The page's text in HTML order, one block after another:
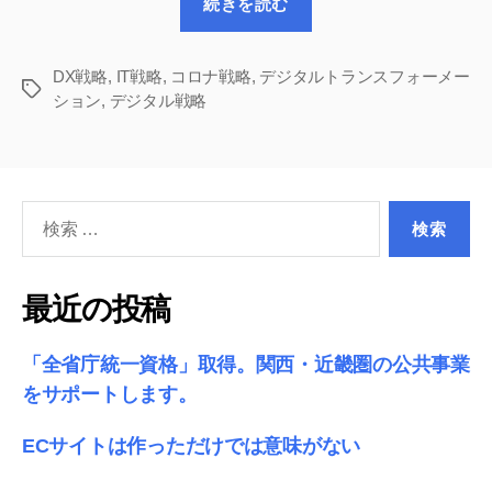
ル
HP
ニ
ル
は
な
タ
DX戦略, IT戦略, コロナ戦略, デジタルトランスフォーメー
ション, デジタル戦略
象:
最近の投稿
「全省庁統一資格」取得。関西・近畿圏の公共事業
をサポートします。
ECサイトは作っただけでは意味がない